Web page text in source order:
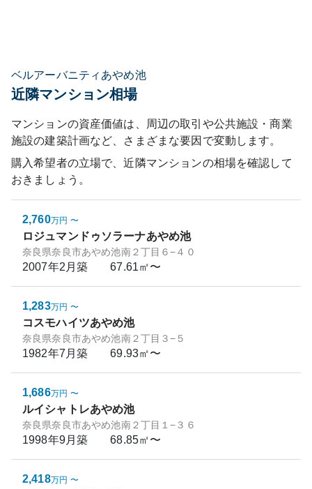
ベルアーバニティあやめ池
近隣マンション相場
マンションの資産価値は、周辺の取引や公共施設・商業
施設の建築計画など、さまざまな要因で変動します。
購入希望者の立場で、近隣マンションの相場を確認して
おきましょう。
2,760万円 〜
ロジュマンドゥソラーナあやめ池
奈良県奈良市あやめ池南２丁目６−４０
2007年2月築 67.61㎡〜
1,283万円 〜
コスモハイツあやめ池
奈良県奈良市あやめ池南２丁目３−５
1982年7月築 69.93㎡〜
1,686万円 〜
ルイシャトレあやめ池
奈良県奈良市あやめ池南２丁目１−３６
1998年9月築 68.85㎡〜
2,418万円 〜